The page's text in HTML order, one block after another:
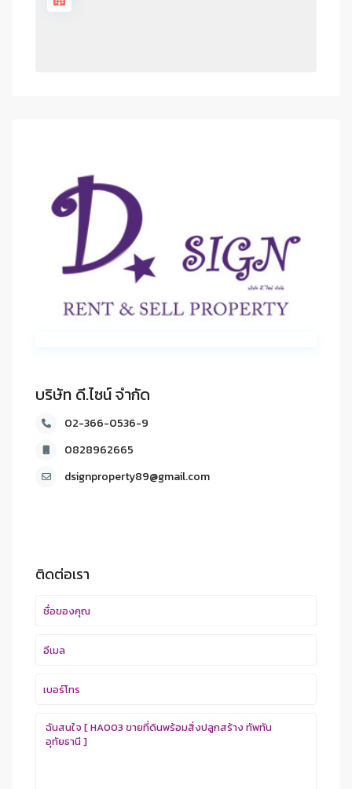
บริษัท ดี.ไซน์ จํากัด
02-366-0536-9
0828962665
dsignproperty89@gmail.com
ติดต่อเรา